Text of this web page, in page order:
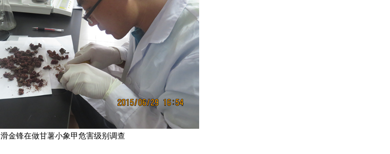
滑金锋在做甘薯小象甲危害级别调查